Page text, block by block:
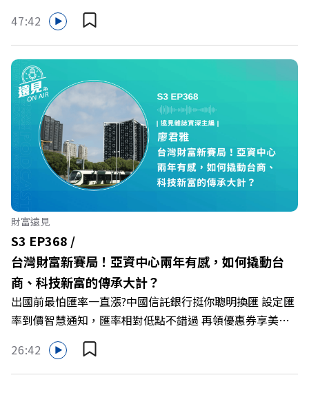
最高減3分等優惠 立即設定： https://fstry.pse.is/9d7lr7
投資外幣如幣別轉換可能產生匯兌損失，應評估涉及自身情
況審慎投資。 完整注意事項詳見網站資訊。 —— 以上為
Firstory Podcast 廣告 —— 在永續減碳、綠色消費與友善
職場的變革浪潮下，傳統大流量、高耗能的百貨零售業該如
何轉型突圍？ 本集《遠見ON AIR》邀請到遠東SOGO百貨
董事長黃晴雯，帶你解析遠東SOGO如何透過戰略布局，打
造出兼顧企業獲利與社會共好的綠色零售新契機！ 🔺如何
從單純百貨專櫃轉型為有溫度的利他平台？ 🔺最難節能的
零售業如何落實「EP100」能效倍增計畫？ 🔺成功推動育
嬰留停、男同仁樂意成家！驚豔業界的「生育代理人制度」
🔺最有人情味的文化橋梁！從社會創新到經典「日本展」的
共好實踐 主持人／遠見雜誌副社長兼遠見智庫總編輯 李建
興 與談人／遠東SOGO百貨董事長 黃晴雯 +++++ 🫧清除腦
袋的盲點，也順手理清生活的雜亂。 點開看質感養成術>>
https://gvmkt.pse.is/9al3px ✨關注《遠見》更多的社群：
LINE：https://reurl.cc/A4ELQp IG：
https://bit.ly/3AjBWNV YT：https://bit.ly/38jNi9k
Powered by Firstory Hosting
47:42
財富遠見
S3 EP368 /
台灣財富新賽局！亞資中心兩年有感，如何撬動台
商、科技新富的傳承大計？
出國前最怕匯率一直漲?中國信託銀行挺你聰明換匯 設定匯
率到價智慧通知，匯率相對低點不錯過 再領優惠券享美金
最高減3分等優惠 立即設定： https://fstry.pse.is/9d7lr7
投資外幣如幣別轉換可能產生匯兌損失，應評估涉及自身情
況審慎投資。 完整注意事項詳見網站資訊。 —— 以上為
26:42